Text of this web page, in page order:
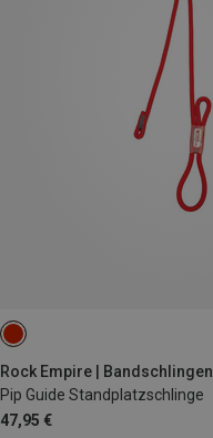
Rock Empire |
Pip Guide Standplatzschlinge
47,95 €
ONE SIZE